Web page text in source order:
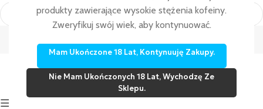
produkty zawierające wysokie stężenia kofeiny.
Zweryfikuj swój wiek, aby kontynuować.
Mam Ukończone 18 Lat, Kontynuuję Zakupy.
Nie Mam Ukończonych 18 Lat, Wychodzę Ze
Sklepu.
Z kofeiną